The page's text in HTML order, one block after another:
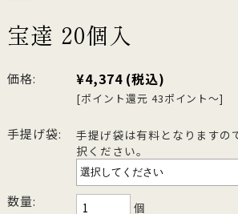
宝達 20個入
価格: ¥4,374 (税込)
[ポイント還元 43ポイント～]
手提げ袋:
手提げ袋は有料となりますの
択ください。
数量: 個